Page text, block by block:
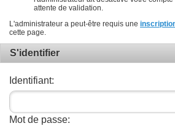
attente de validation.
L'administrateur a peut-être requis une
cette page.
S'identifier
Identifiant:
Mot de passe: